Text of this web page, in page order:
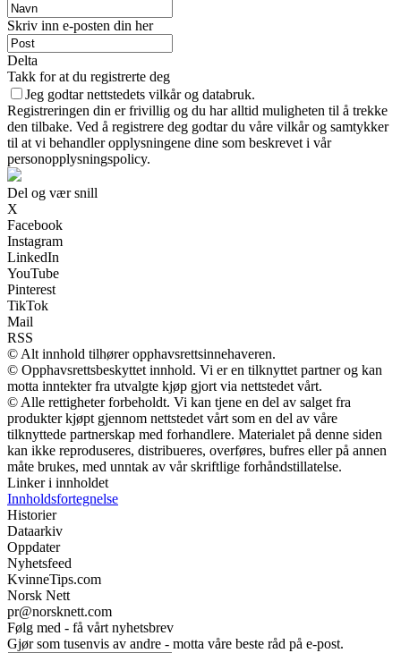
Skriv inn e-posten din her
Delta
Takk for at du registrerte deg
Jeg godtar nettstedets vilkår og databruk.
Registreringen din er frivillig og du har alltid muligheten til å trekke
den tilbake. Ved å registrere deg godtar du våre vilkår og samtykker
til at vi behandler opplysningene dine som beskrevet i vår
personopplysningspolicy.
Del og vær snill
X
Facebook
Instagram
LinkedIn
YouTube
Pinterest
TikTok
Mail
RSS
© Alt innhold tilhører opphavsrettsinnehaveren.
© Opphavsrettsbeskyttet innhold. Vi er en tilknyttet partner og kan
motta inntekter fra utvalgte kjøp gjort via nettstedet vårt.
© Alle rettigheter forbeholdt. Vi kan tjene en del av salget fra
produkter kjøpt gjennom nettstedet vårt som en del av våre
tilknyttede partnerskap med forhandlere. Materialet på denne siden
kan ikke reproduseres, distribueres, overføres, bufres eller på annen
måte brukes, med unntak av vår skriftlige forhåndstillatelse.
Linker i innholdet
Innholdsfortegnelse
Historier
Dataarkiv
Oppdater
Nyhetsfeed
KvinneTips.com
Norsk Nett
pr@norsknett.com
Følg med - få vårt nyhetsbrev
Gjør som tusenvis av andre - motta våre beste råd på e-post.